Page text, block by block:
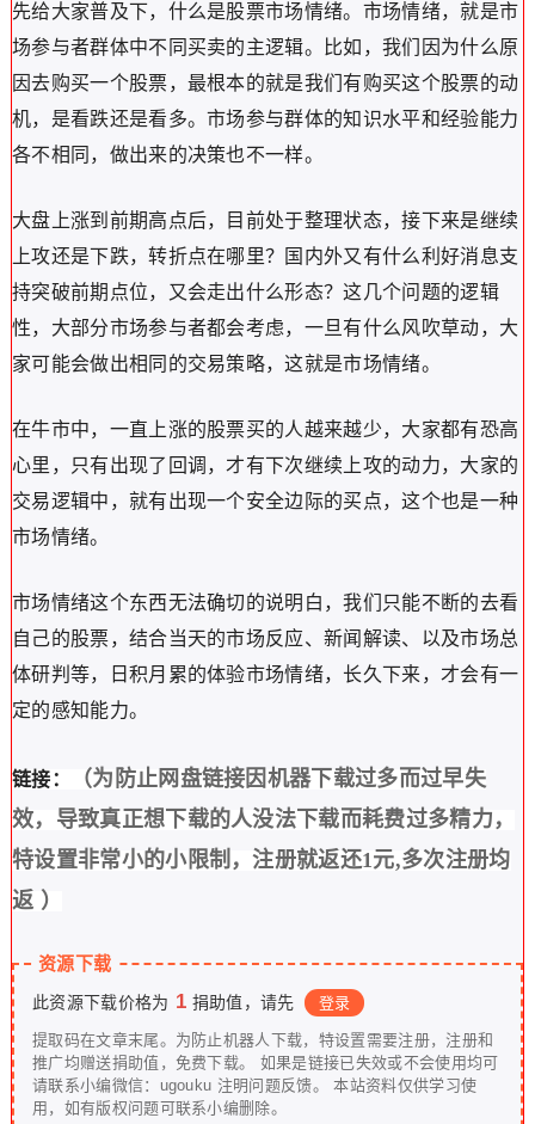
先给大家普及下，什么是股票市场情绪。市场情绪，就是市
场参与者群体中不同买卖的主逻辑。比如，我们因为什么原
因去购买一个股票，最根本的就是我们有购买这个股票的动
机，是看跌还是看多。市场参与群体的知识水平和经验能力
各不相同，做出来的决策也不一样。
大盘上涨到前期高点后，目前处于整理状态，接下来是继续
上攻还是下跌，转折点在哪里？国内外又有什么利好消息支
持突破前期点位，又会走出什么形态？这几个问题的逻辑
性，大部分市场参与者都会考虑，一旦有什么风吹草动，大
家可能会做出相同的交易策略，这就是市场情绪。
在牛市中，一直上涨的股票买的人越来越少，大家都有恐高
心里，只有出现了回调，才有下次继续上攻的动力，大家的
交易逻辑中，就有出现一个安全边际的买点，这个也是一种
市场情绪。
市场情绪这个东西无法确切的说明白，我们只能不断的去看
自己的股票，结合当天的市场反应、新闻解读、以及市场总
体研判等，日积月累的体验市场情绪，长久下来，才会有一
定的感知能力。
链接：
（为防止网盘链接因机器下载过多而过早失
效，导致真正想下载的人没法下载而耗费过多精力，
特设置非常小的小限制，注册就返还1元,多次注册均
返 ）
资源下载
此资源下载价格为 1 捐助值，请先 登录
提取码在文章末尾。为防止机器人下载，特设置需要注册，注册和
推广均赠送捐助值，免费下载。 如果是链接已失效或不会使用均可
请联系小编微信：ugouku 注明问题反馈。 本站资料仅供学习使
用，如有版权问题可联系小编删除。